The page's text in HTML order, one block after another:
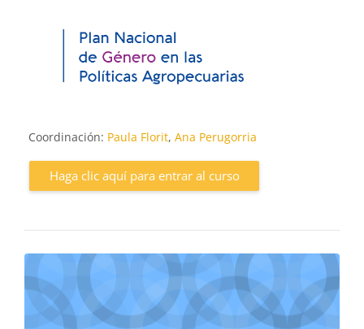
Coordinación: Paula Florit, Ana Perugorria
Haga clic aquí para entrar al curso